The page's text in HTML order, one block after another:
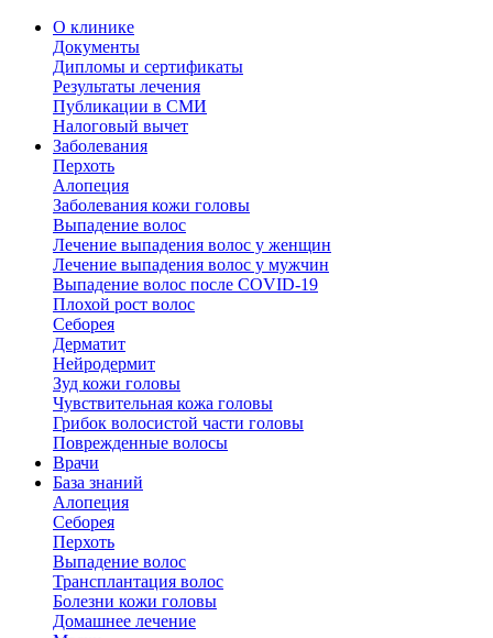
О клинике
Документы
Дипломы и сертификаты
Результаты лечения
Публикации в СМИ
Налоговый вычет
Заболевания
Перхоть
Алопеция
Заболевания кожи головы
Выпадение волос
Лечение выпадения волос у женщин
Лечение выпадения волос у мужчин
Выпадение волос после COVID-19
Плохой рост волос
Cеборея
Дерматит
Нейродермит
Зуд кожи головы
Чувствительная кожа головы
Грибок волосистой части головы
Поврежденные волосы
Врачи
База знаний
Алопеция
Себорея
Перхоть
Выпадение волос
Трансплантация волос
Болезни кожи головы
Домашнее лечение